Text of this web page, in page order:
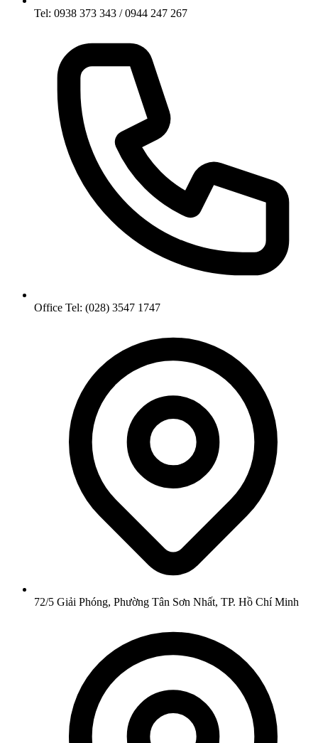
Tel: 0938 373 343 / 0944 247 267
Office Tel: (028) 3547 1747
72/5 Giải Phóng, Phường Tân Sơn Nhất, TP. Hồ Chí Minh